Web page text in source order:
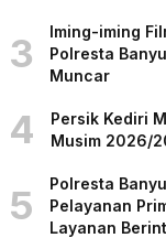
3
Iming-iming
Polresta
Muncar
4
Persik Kediri
Musim 2026/
5
Polresta
Pelayanan
Layanan